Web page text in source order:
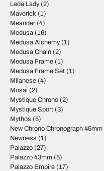
Leda Lady(2)
Maverick (1)
Meander (4)
Medusa (16)
Medusa Alchemy(1)
Medusa Chain (2)
Medusa Frame (1)
Medusa Frame Set (1)
Milanese (4)
Mosai (2)
Mystique Chrono (2)
Mystique Sport (3)
Mythos (5)
New Chrono Chronograph 45mm
Newness (1)
Palazzo (27)
Palazzo 43mm (5)
Palazzo Empire (17)